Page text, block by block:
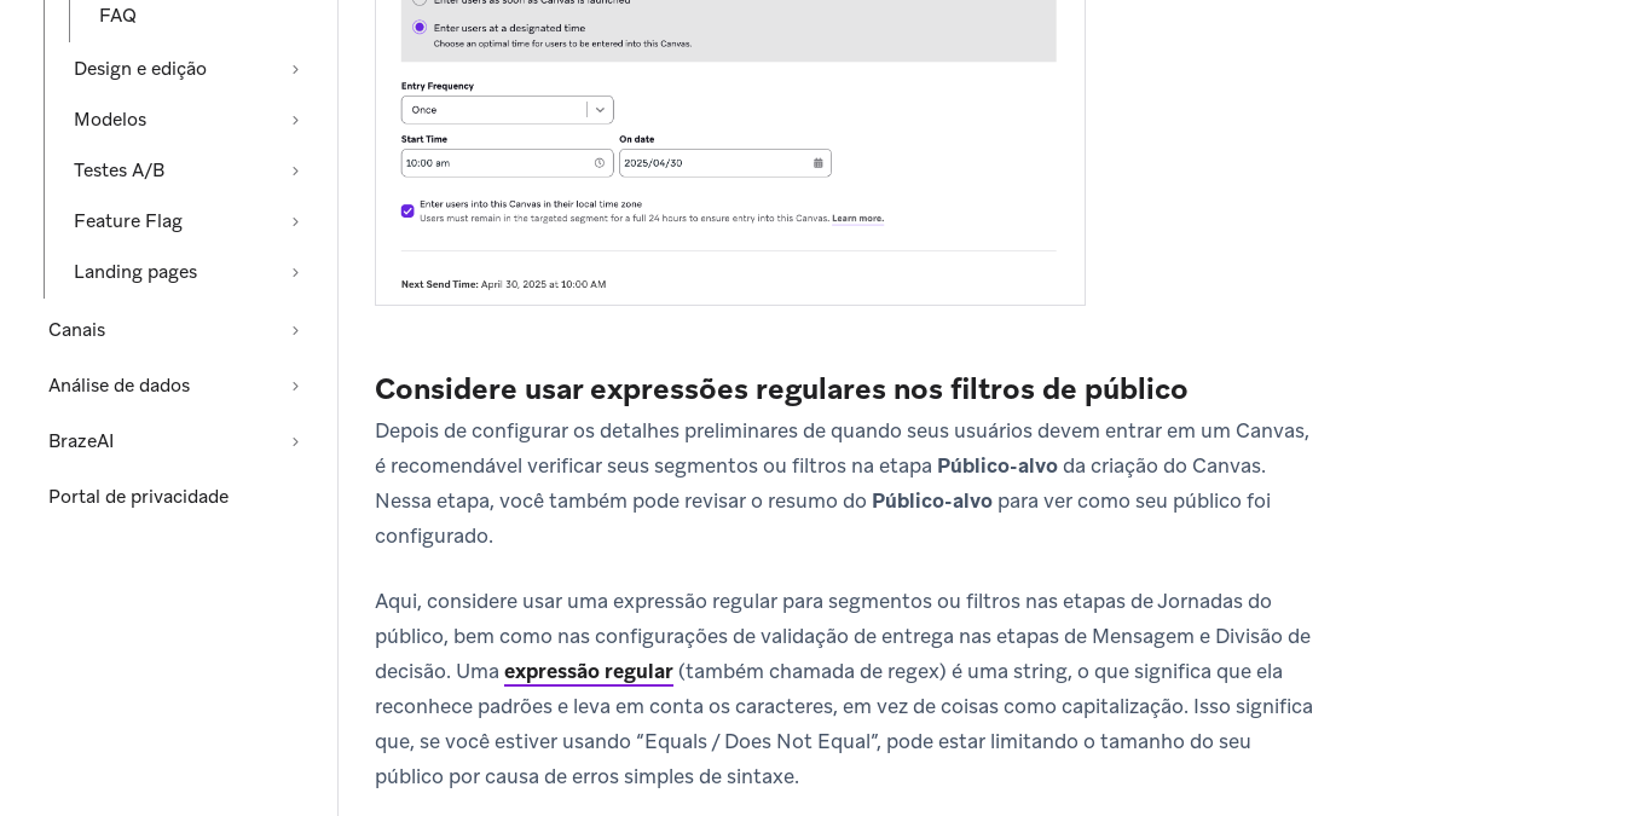
FAQ
Design e edição
Modelos
Testes A/B
Feature Flag
Landing pages
Canais
Análise de dados
BrazeAI
Portal de privacidade
Considere usar expressões regulares nos filtros de público
Depois de configurar os detalhes preliminares de quando seus usuários devem entrar em um Canvas,
é recomendável verificar seus segmentos ou filtros na etapa Público-alvoda criação do Canvas.
Nessa etapa, você também pode revisar o resumo do Público-alvo para ver como seu público foi
configurado.
Aqui, considere usar uma expressão regular para segmentos ou filtros nas etapas de Jornadas do
público, bem como nas configurações de validação de entrega nas etapas de Mensagem e Divisão de
decisão. Uma expressão regular(também chamada de regex) é uma string, o que significa que ela
reconhece padrões e leva em conta os caracteres, em vez de coisas como capitalização. Isso significa
que, se você estiver usando “Equals / Does Not Equal”, pode estar limitando o tamanho do seu
público por causa de erros simples de sintaxe.